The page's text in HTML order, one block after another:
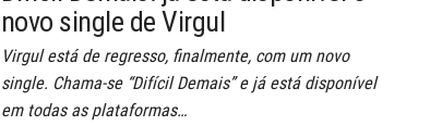
novo single de Virgul
Virgul está de regresso, finalmente, com um novo
single. Chama-se “Difícil Demais” e já está disponível
em todas as plataformas…